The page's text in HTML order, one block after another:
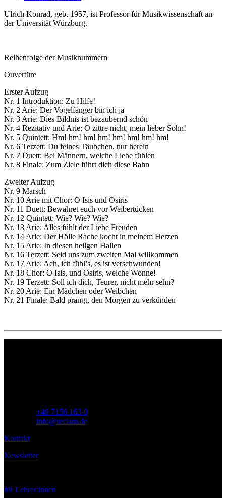
Ulrich Konrad, geb. 1957, ist Professor für Musikwissenschaft an
der Universität Würzburg.
Reihenfolge der Musiknummern
Ouvertüre
Erster Aufzug
Nr. 1 Introduktion: Zu Hilfe!
Nr. 2 Arie: Der Vogelfänger bin ich ja
Nr. 3 Arie: Dies Bildnis ist bezaubernd schön
Nr. 4 Rezitativ und Arie: O zittre nicht, mein lieber Sohn!
Nr. 5 Quintett: Hm! hm! hm! hm! hm! hm! hm! hm!
Nr. 6 Terzett: Du feines Täubchen, nur herein
Nr. 7 Duett: Bei Männern, welche Liebe fühlen
Nr. 8 Finale: Zum Ziele führt dich diese Bahn
Zweiter Aufzug
Nr. 9 Marsch
Nr. 10 Arie mit Chor: O Isis und Osiris
Nr. 11 Duett: Bewahret euch vor Weibertücken
Nr. 12 Quintett: Wie? Wie? Wie?
Nr. 13 Arie: Alles fühlt der Liebe Freuden
Nr. 14 Arie: Der Hölle Rache kocht in meinem Herzen
Nr. 15 Arie: In diesen heilgen Hallen
Nr. 16 Terzett: Seid uns zum zweiten Mal willkommen
Nr. 17 Arie: Ach, ich fühl’s, es ist verschwunden!
Nr. 18 Chor: O Isis, und Osiris, welche Wonne!
Nr. 19 Terzett: Soll ich dich, Teurer, nicht mehr sehn?
Nr. 20 Arie: Ein Mädchen oder Weibchen
Nr. 21 Finale: Bald prangt, den Morgen zu verkünden
+49 7156 163-0
info@reclam.de
Kontakt
Newsletter
für Lehrer:innen